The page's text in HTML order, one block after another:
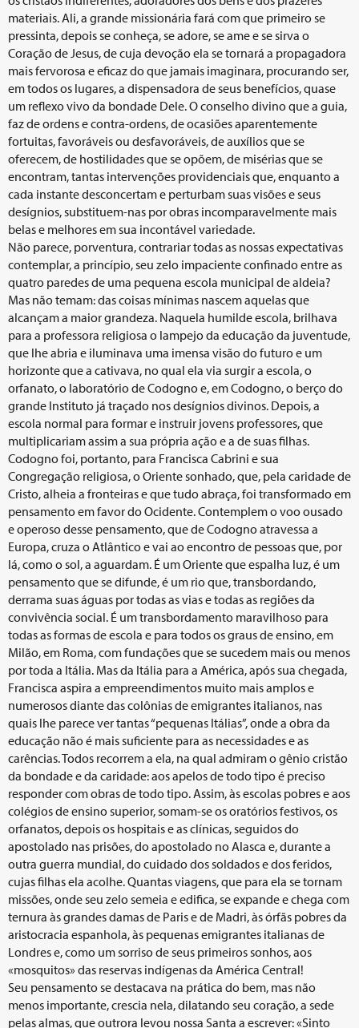
materiais. Ali, a grande missionária fará com que primeiro se
pressinta, depois se conheça, se adore, se ame e se sirva o
Coração de Jesus, de cuja devoção ela se tornará a propagadora
mais fervorosa e eficaz do que jamais imaginara, procurando ser,
em todos os lugares, a dispensadora de seus benefícios, quase
um reflexo vivo da bondade Dele. O conselho divino que a guia,
faz de ordens e contra-ordens, de ocasiões aparentemente
fortuitas, favoráveis ou desfavoráveis, de auxílios que se
oferecem, de hostilidades que se opõem, de misérias que se
encontram, tantas intervenções providenciais que, enquanto a
cada instante desconcertam e perturbam suas visões e seus
desígnios, substituem-nas por obras incomparavelmente mais
belas e melhores em sua incontável variedade.
Não parece, porventura, contrariar todas as nossas expectativas
contemplar, a princípio, seu zelo impaciente confinado entre as
quatro paredes de uma pequena escola municipal de aldeia?
Mas não temam: das coisas mínimas nascem aquelas que
alcançam a maior grandeza. Naquela humilde escola, brilhava
para a professora religiosa o lampejo da educação da juventude,
que lhe abria e iluminava uma imensa visão do futuro e um
horizonte que a cativava, no qual ela via surgir a escola, o
orfanato, o laboratório de Codogno e, em Codogno, o berço do
grande Instituto já traçado nos desígnios divinos. Depois, a
escola normal para formar e instruir jovens professores, que
multiplicariam assim a sua própria ação e a de suas filhas.
Codogno foi, portanto, para Francisca Cabrini e sua
Congregação religiosa, o Oriente sonhado, que, pela caridade de
Cristo, alheia a fronteiras e que tudo abraça, foi transformado em
pensamento em favor do Ocidente. Contemplem o voo ousado
e operoso desse pensamento, que de Codogno atravessa a
Europa, cruza o Atlântico e vai ao encontro de pessoas que, por
lá, como o sol, a aguardam. É um Oriente que espalha luz, é um
pensamento que se difunde, é um rio que, transbordando,
derrama suas águas por todas as vias e todas as regiões da
convivência social. É um transbordamento maravilhoso para
todas as formas de escola e para todos os graus de ensino, em
Milão, em Roma, com fundações que se sucedem mais ou menos
por toda a Itália. Mas da Itália para a América, após sua chegada,
Francisca aspira a empreendimentos muito mais amplos e
numerosos diante das colônias de emigrantes italianos, nas
quais lhe parece ver tantas “pequenas Itálias”, onde a obra da
educação não é mais suficiente para as necessidades e as
carências. Todos recorrem a ela, na qual admiram o gênio cristão
da bondade e da caridade: aos apelos de todo tipo é preciso
responder com obras de todo tipo. Assim, às escolas pobres e aos
colégios de ensino superior, somam-se os oratórios festivos, os
orfanatos, depois os hospitais e as clínicas, seguidos do
apostolado nas prisões, do apostolado no Alasca e, durante a
outra guerra mundial, do cuidado dos soldados e dos feridos,
cujas filhas ela acolhe. Quantas viagens, que para ela se tornam
missões, onde seu zelo semeia e edifica, se expande e chega com
ternura às grandes damas de Paris e de Madri, às órfãs pobres da
aristocracia espanhola, às pequenas emigrantes italianas de
Londres e, como um sorriso de seus primeiros sonhos, aos
«mosquitos» das reservas indígenas da América Central!
Seu pensamento se destacava na prática do bem, mas não
menos importante, crescia nela, dilatando seu coração, a sede
pelas almas, que outrora levou nossa Santa a escrever: «Sinto